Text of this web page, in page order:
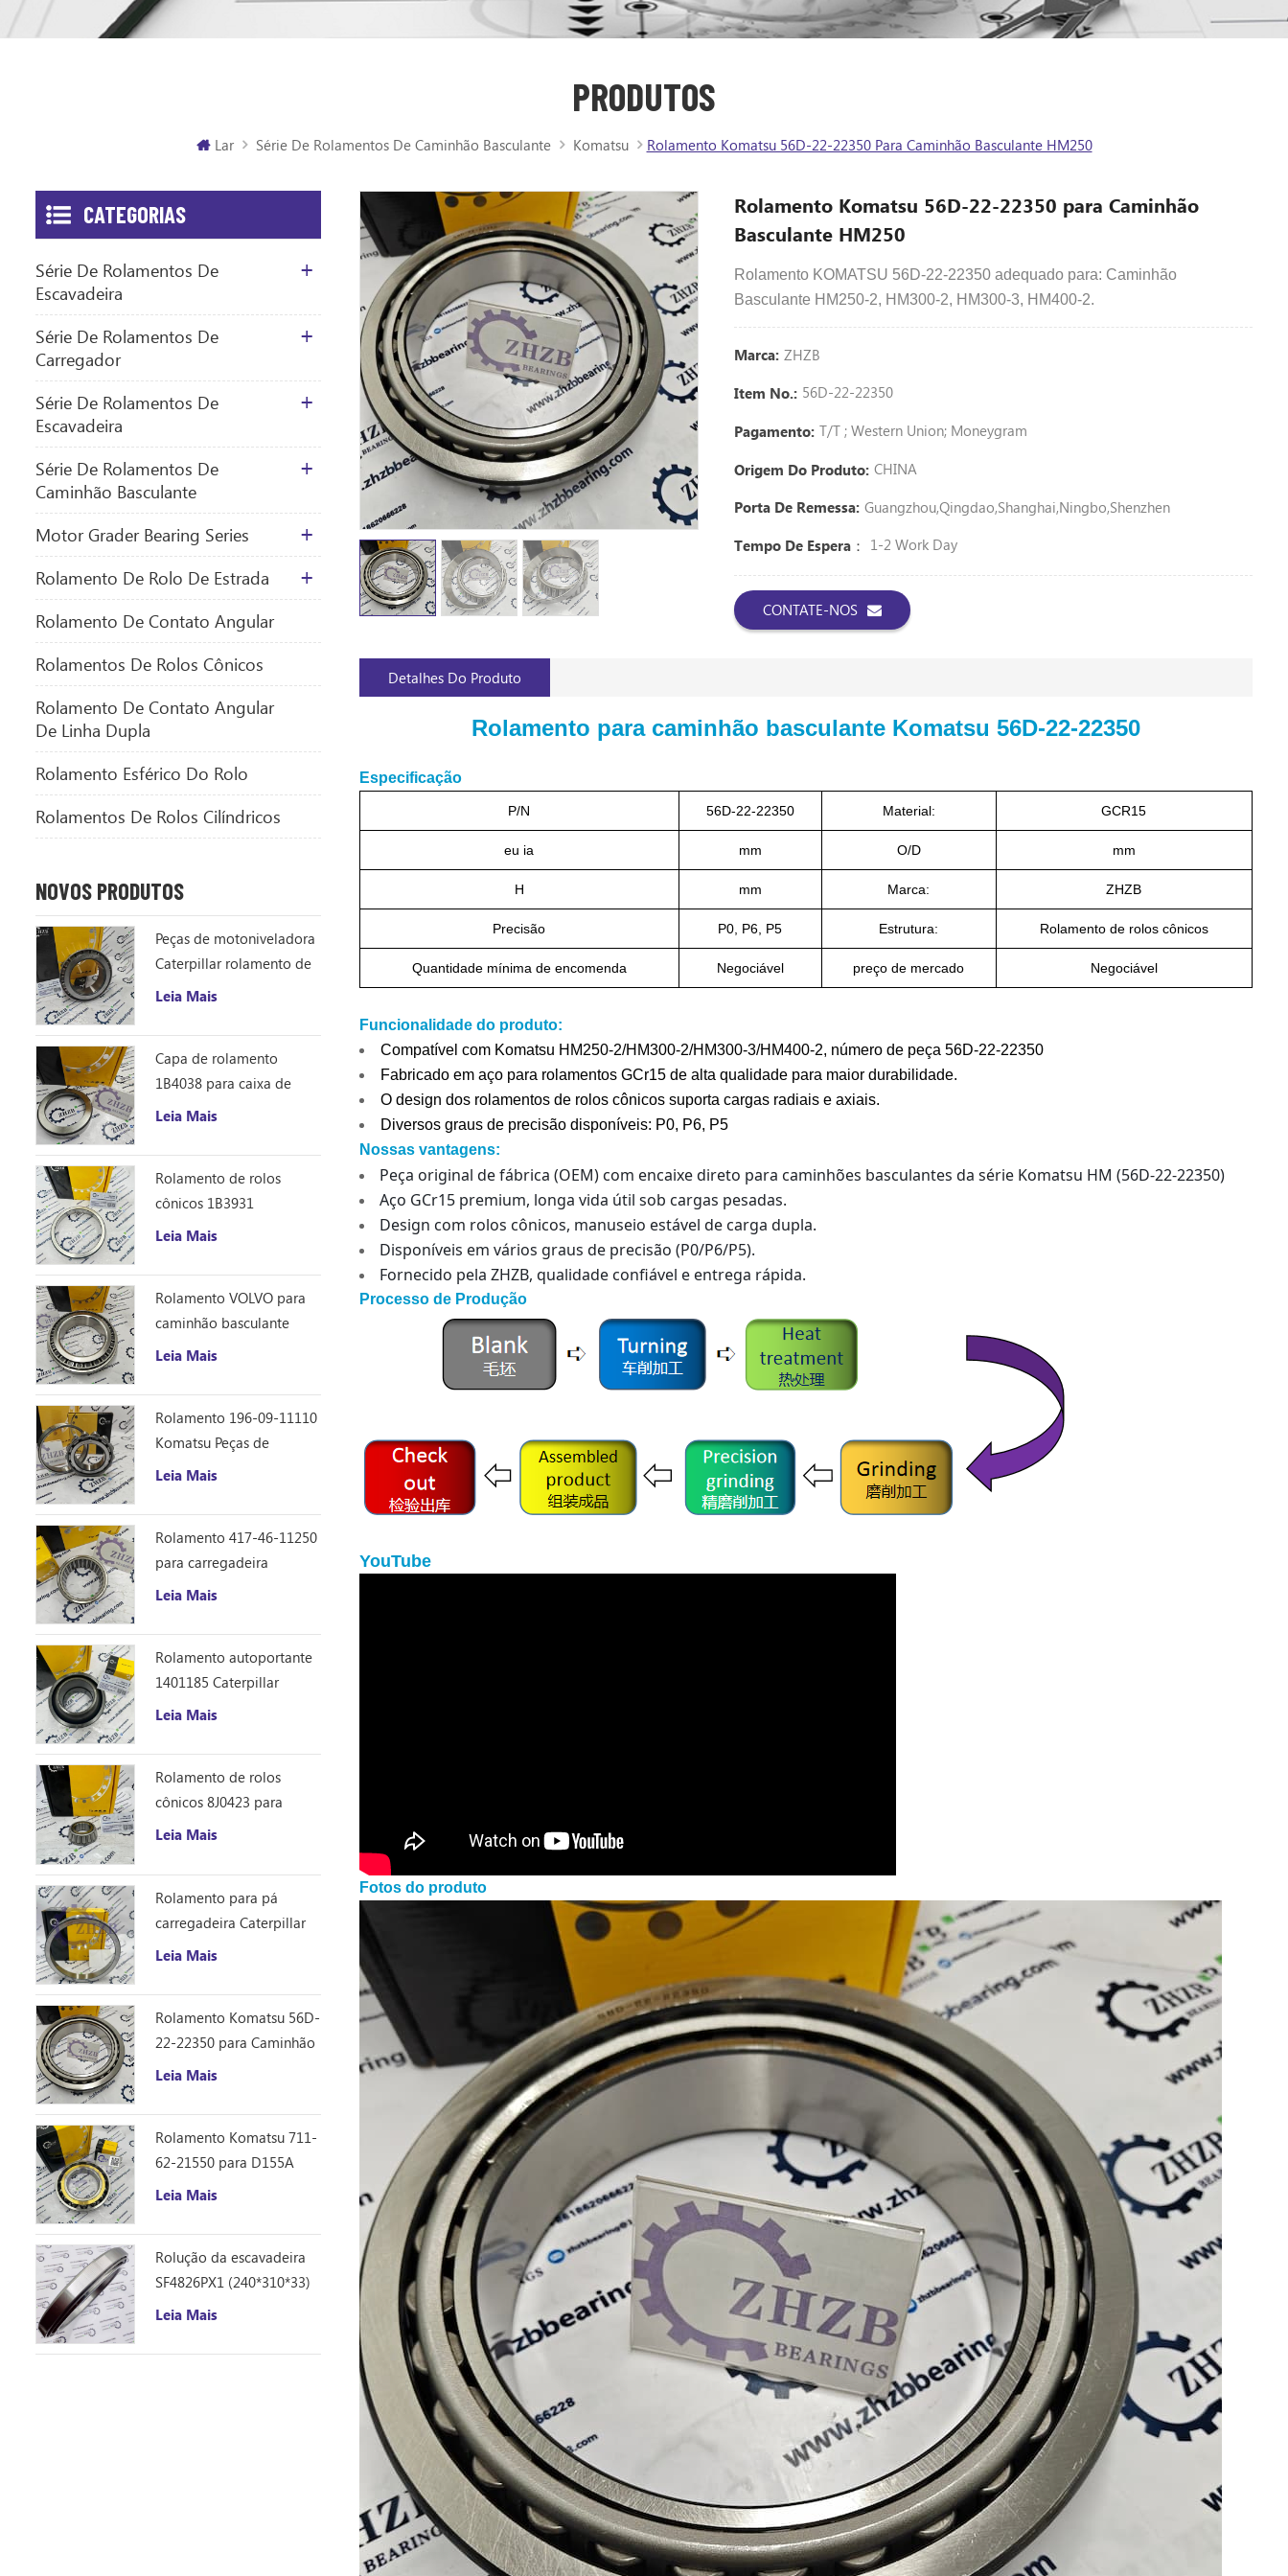
PRODUTOS
Lar Série De Rolamentos De Caminhão Basculante Komatsu Rolamento Komatsu 56D-22-22350 Para Caminhão Basculante HM250
Rolamento Komatsu 56D-22-22350 para Caminhão
Basculante HM250
Rolamento KOMATSU 56D-22-22350 adequado para: Caminhão
Basculante HM250-2, HM300-2, HM300-3, HM400-2.
Marca: ZHZB
Item No.: 56D-22-22350
Pagamento: T/T ; Western Union; Moneygram
Origem Do Produto: CHINA
Porta De Remessa: Guangzhou,Qingdao,Shanghai,Ningbo,Shenzhen
Tempo De Espera： 1-2 Work Day
CONTATE-NOS
Detalhes Do Produto
Rolamento para caminhão basculante Komatsu 56D-22-22350
Especificação
P/N 56D-22-22350 Material: GCR15
eu ia mm O/D mm
H mm Marca: ZHZB
Precisão P0, P6, P5 Estrutura: Rolamento de rolos cônicos
Quantidade mínima de encomenda Negociável preço de mercado Negociável
Funcionalidade do produto:
Compatível com Komatsu HM250-2/HM300-2/HM300-3/HM400-2, número de peça 56D-22-22350
Fabricado em aço para rolamentos GCr15 de alta qualidade para maior durabilidade.
O design dos rolamentos de rolos cônicos suporta cargas radiais e axiais.
Diversos graus de precisão disponíveis: P0, P6, P5
Nossas vantagens:
Peça original de fábrica (OEM) com encaixe direto para caminhões basculantes da série Komatsu HM (56D-22-22350)
Aço GCr15 premium, longa vida útil sob cargas pesadas.
Design com rolos cônicos, manuseio estável de carga dupla.
Disponíveis em vários graus de precisão (P0/P6/P5).
Fornecido pela ZHZB, qualidade confiável e entrega rápida.
Processo de Produção
YouTube
Fotos do produto
CATEGORIAS
Série De Rolamentos De
Escavadeira
Série De Rolamentos De
Carregador
Série De Rolamentos De
Escavadeira
Série De Rolamentos De
Caminhão Basculante
Motor Grader Bearing Series
Rolamento De Rolo De Estrada
Rolamento De Contato Angular
Rolamentos De Rolos Cônicos
Rolamento De Contato Angular
De Linha Dupla
Rolamento Esférico Do Rolo
Rolamentos De Rolos Cilíndricos
NOVOS PRODUTOS
Peças de motoniveladora
Caterpillar rolamento de
rolos cônicos 1B4043
rolamento ZHZB
Leia Mais
Capa de rolamento
1B4038 para caixa de
engrenagens de
da motoniveladora
Leia Mais
Rolamento de rolos
cônicos 1B3931
compatível com
Caterpillar 12F 14E 120
140B peças de reposição
Leia Mais
Rolamento VOLVO para
caminhão basculante
articulado 11035921
Leia Mais
Rolamento 196-09-11110
Komatsu Peças de
Reposição para Trator de
Leia Mais
Rolamento 417-46-11250
para carregadeira
Komatsu WA150-6
Leia Mais
Rolamento autoportante
1401185 Caterpillar
Esférico
Leia Mais
Rolamento de rolos
cônicos 8J0423 para
trator de esteiras
Leia Mais
Rolamento para pá
carregadeira Caterpillar
8S9076
Leia Mais
Rolamento Komatsu 56D-
22-22350 para Caminhão
Basculante HM250
Leia Mais
Rolamento Komatsu 711-
62-21550 para D155A
Leia Mais
Rolução da escavadeira
SF4826PX1 (240*310*33)
Leia Mais